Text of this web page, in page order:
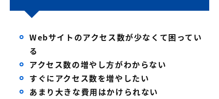
Webサイトのアクセス数が少なくて困ってい
る
アクセス数の増やし方がわからない
すぐにアクセス数を増やしたい
あまり大きな費用はかけられない